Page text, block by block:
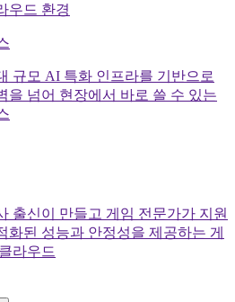
우드 환경
규모 AI 특화 인프라를 기반으로
을 넘어 현장에서 바로 쓸 수 있는
출신이 만들고 게임 전문가가 지원
화된 성능과 안정성을 제공하는 게
라우드